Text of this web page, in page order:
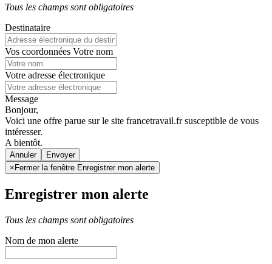
Tous les champs sont obligatoires
Destinataire
Vos coordonnées Votre nom
Votre adresse électronique
Message
Bonjour,
Voici une offre parue sur le site francetravail.fr susceptible de vous
intéresser.
A bientôt.
Annuler
× Fermer la fenêtre Enregistrer mon alerte
Enregistrer mon alerte
Tous les champs sont obligatoires
Nom de mon alerte